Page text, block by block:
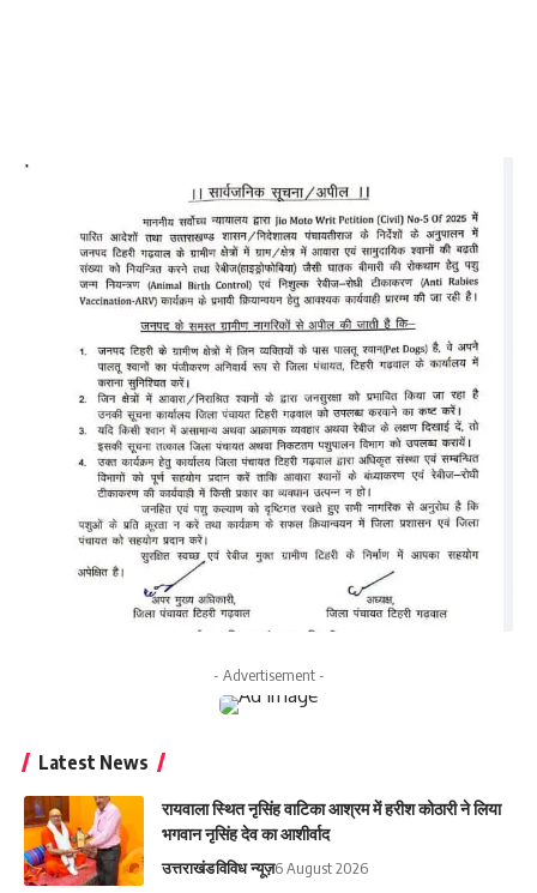
- Advertisement -
Latest News
रायवाला स्थित नृसिंह वाटिका आश्रम में हरीश कोठारी ने लिया
भगवान नृसिंह देव का आशीर्वाद
उत्तराखंडविविध न्यूज़6 August 2026